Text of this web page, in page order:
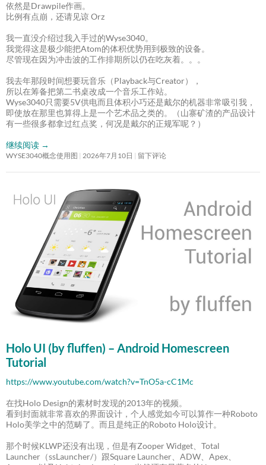
依然是Drawpile作画。
比例有点崩，还请见谅 Orz
我一直没介绍过我入手过的Wyse3040。
我觉得这是极少能把Atom的体积优势用到极致的设备。
尽管现在因为冲击波的工作排期所以仍在吃灰着。。。
我去年那段时间想要玩音乐（Playback与Creator），
所以在筹备把第二书桌改成一个音乐工作站。
Wyse3040只需要5V供电而且体积小巧还是戴尔的机器非常吸引我，
即使放在那里也算得上是一个艺术品之类的。（山寨矿渣的产品设计
有一些很多都拿过红点奖，何况是戴尔的正规军呢？）
继续阅读 →
WYSE3040概念使用图 2026年7月10日 留下评论
Holo UI (by fluffen) – Android Homescreen
Tutorial
https://www.youtube.com/watch?v=TnO5a-cC1Mc
在找Holo Design的素材时发现的2013年的视频。
看到封面就非常喜欢的界面设计，个人感觉如今可以算作一种Roboto
Holo美学之中的范畴了。而且是纯正的Roboto Holo设计。
那个时候KLWP还没有出现，但是有Zooper Widget、Total
Launcher（ssLauncher/）跟Square Launcher、ADW、Apex、